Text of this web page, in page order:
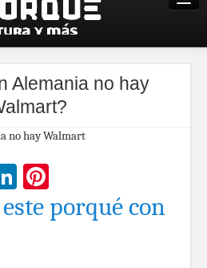
Alemania no hay
LinkedIn
porqué con